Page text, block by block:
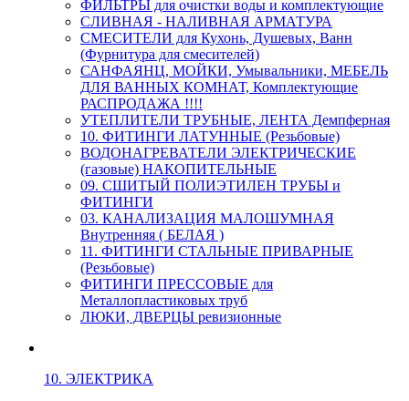
ФИЛЬТРЫ для очистки воды и комплектующие
СЛИВНАЯ - НАЛИВНАЯ АРМАТУРА
СМЕСИТЕЛИ для Кухонь, Душевых, Ванн
(Фурнитура для смесителей)
САНФАЯНЦ, МОЙКИ, Умывальники, МЕБЕЛЬ
ДЛЯ ВАННЫХ КОМНАТ, Комплектующие
РАСПРОДАЖА !!!!
УТЕПЛИТЕЛИ ТРУБНЫЕ, ЛЕНТА Демпферная
10. ФИТИНГИ ЛАТУННЫЕ (Резьбовые)
ВОДОНАГРЕВАТЕЛИ ЭЛЕКТРИЧЕСКИЕ
(газовые) НАКОПИТЕЛЬНЫЕ
09. СШИТЫЙ ПОЛИЭТИЛЕН ТРУБЫ и
ФИТИНГИ
03. КАНАЛИЗАЦИЯ МАЛОШУМНАЯ
Внутренняя ( БЕЛАЯ )
11. ФИТИНГИ СТАЛЬНЫЕ ПРИВАРНЫЕ
(Резьбовые)
ФИТИНГИ ПРЕССОВЫЕ для
Металлопластиковых труб
ЛЮКИ, ДВЕРЦЫ ревизионные
10. ЭЛЕКТРИКА